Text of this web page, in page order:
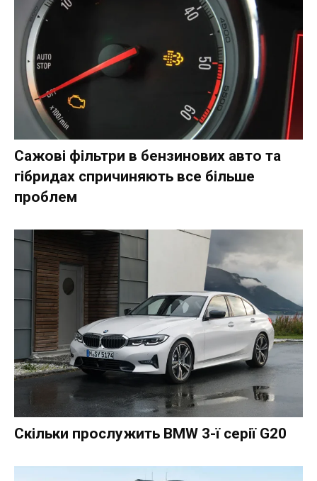
Сажові фільтри в бензинових авто та
гібридах спричиняють все більше
проблем
Скільки прослужить BMW 3-ї серії G20